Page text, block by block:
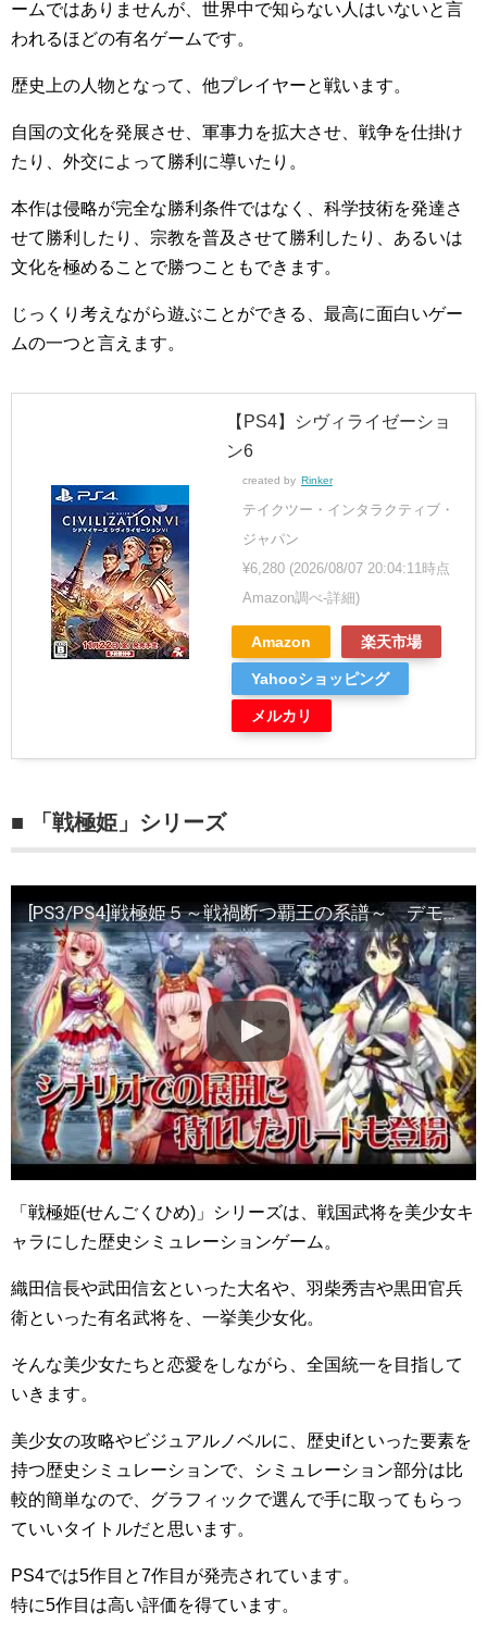
ームではありませんが、世界中で知らない人はいないと言
われるほどの有名ゲームです。
歴史上の人物となって、他プレイヤーと戦います。
自国の文化を発展させ、軍事力を拡大させ、戦争を仕掛け
たり、外交によって勝利に導いたり。
本作は侵略が完全な勝利条件ではなく、科学技術を発達さ
せて勝利したり、宗教を普及させて勝利したり、あるいは
文化を極めることで勝つこともできます。
じっくり考えながら遊ぶことができる、最高に面白いゲー
ムの一つと言えます。
【PS4】シヴィライゼーショ
ン6
created by Rinker
テイクツー・インタラクティブ・
ジャパン
¥6,280 (2026/08/07 20:04:11時点
Amazon調べ-詳細)
Amazon 楽天市場
Yahooショッピング
メルカリ
■ 「戦極姫」シリーズ
[PS3/PS4]戦極姫５～戦禍断つ覇王の系譜～ デモムービー
「戦極姫(せんごくひめ)」シリーズは、戦国武将を美少女キ
ャラにした歴史シミュレーションゲーム。
織田信長や武田信玄といった大名や、羽柴秀吉や黒田官兵
衛といった有名武将を、一挙美少女化。
そんな美少女たちと恋愛をしながら、全国統一を目指して
いきます。
美少女の攻略やビジュアルノベルに、歴史ifといった要素を
持つ歴史シミュレーションで、シミュレーション部分は比
較的簡単なので、グラフィックで選んで手に取ってもらっ
ていいタイトルだと思います。
PS4では5作目と7作目が発売されています。
特に5作目は高い評価を得ています。